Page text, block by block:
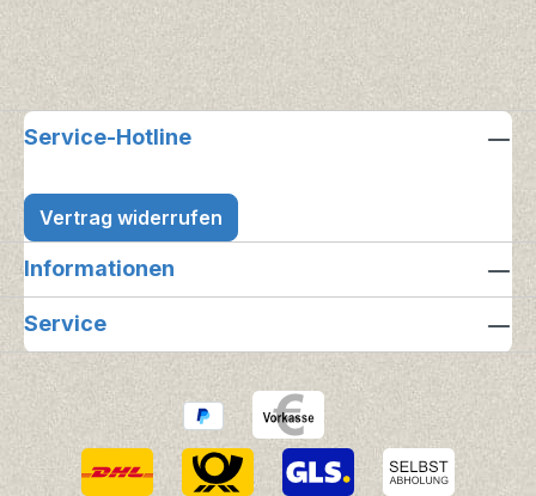
Service-Hotline
Vertrag widerrufen
Informationen
Service